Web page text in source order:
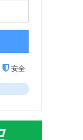
安全